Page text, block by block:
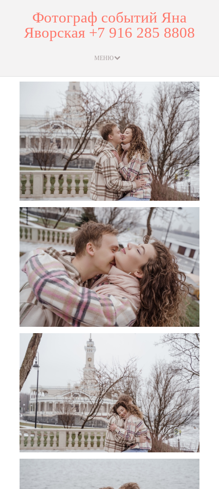
Фотограф событий Яна
Яворская +7 916 285 8808
МЕНЮ